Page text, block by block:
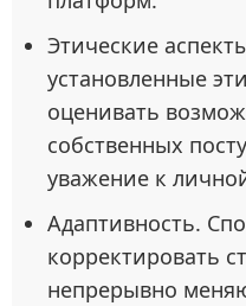
Этические
установленные
оценивать
собственных
уважение к
Адаптивность.
корректировать
непрерывно